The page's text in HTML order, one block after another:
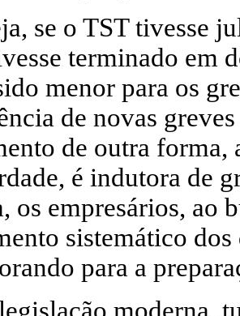
se o TST tivesse
terminado em
menor para os
de novas
de outra forma,
é indutora de
os empresários, ao
sistemático
para a